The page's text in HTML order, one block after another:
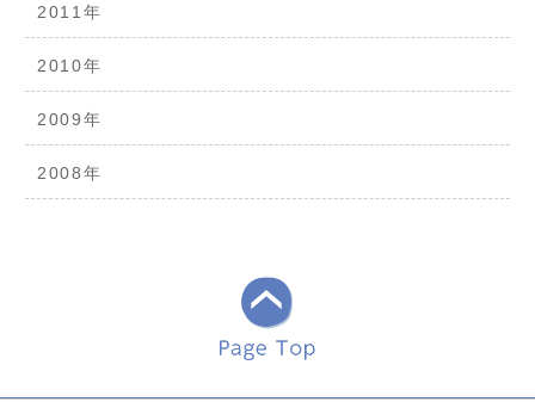
2011年
2010年
2009年
2008年